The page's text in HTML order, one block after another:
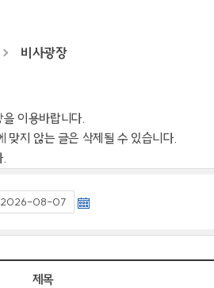
비사광장
이용바랍니다.
지 않는 글은 삭제될 수 있습니다.
.
제목